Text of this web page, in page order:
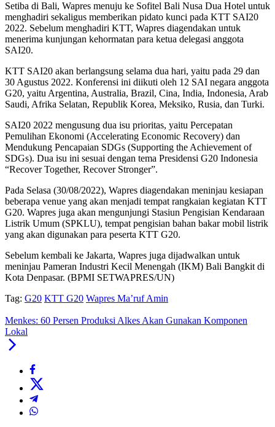
Setiba di Bali, Wapres menuju ke Sofitel Bali Nusa Dua Hotel untuk
menghadiri sekaligus memberikan pidato kunci pada KTT SAI20
2022. Sebelum menghadiri KTT, Wapres diagendakan untuk
menerima kunjungan kehormatan para ketua delegasi anggota
SAI20.
KTT SAI20 akan berlangsung selama dua hari, yaitu pada 29 dan
30 Agustus 2022. Konferensi ini diikuti oleh 12 SAI negara anggota
G20, yaitu Argentina, Australia, Brazil, Cina, India, Indonesia, Arab
Saudi, Afrika Selatan, Republik Korea, Meksiko, Rusia, dan Turki.
SAI20 2022 mengusung dua isu prioritas, yaitu Percepatan
Pemulihan Ekonomi (Accelerating Economic Recovery) dan
Mendukung Pencapaian SDGs (Supporting the Achievement of
SDGs). Dua isu ini sesuai dengan tema Presidensi G20 Indonesia
“Recover Together, Recover Stronger”.
Pada Selasa (30/08/2022), Wapres diagendakan meninjau kesiapan
beberapa venue yang akan menjadi tempat rangkaian kegiatan KTT
G20. Wapres juga akan mengunjungi Stasiun Pengisian Kendaraan
Listrik Umum (SPKLU), tempat pengisian bahan bakar mobil listrik
yang akan digunakan para peserta KTT G20.
Sebelum kembali ke Jakarta, Wapres juga dijadwalkan untuk
meninjau Pameran Industri Kecil Menengah (IKM) Bali Bangkit di
Kota Denpasar. (BPMI SETWAPRES/UN)
Tag: G20 KTT G20 Wapres Ma’ruf Amin
Menkes: 60 Persen Produksi Alkes Akan Gunakan Komponen
Lokal